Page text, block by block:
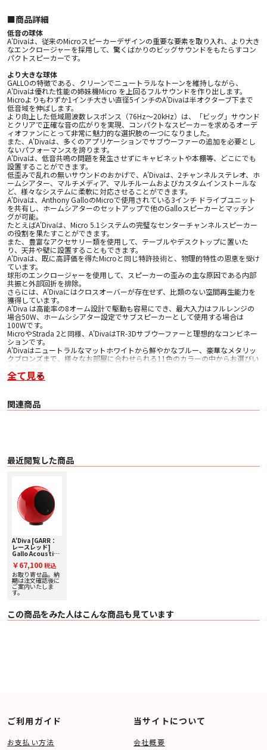
■︎商品詳細
低音の球体
A'Divaは、従来のMicroスピーカーデザインの重要な要素を取り入れ、より大き
なエンクロージャーを採用して、驚くばかりのビッグサウンドをもたらすコン
パクトスピーカーです。
より大きな球体
GALLOの特徴である、クリーンでニュートラルなトーンを維持しながら、
A'Divaは優れた性能の姉妹機Micro を上回るフルサウンドを作り出します。
Microよりもわずか1インチ大きい直径5インチのA'Divaは半オクターブ下まで
低音域を伸ばします。
より向上した低域周波数レスポンス（76Hz〜20kHz）は、「ビッグ」サウンド
とクリアで正確な音の広がりを実現、コンパクトなスピーカーを求めるオーデ
ィオファンにとって非常に魅力的な選択肢の一つになりました。
また、A'Divaは、多くのアプリケーションでサブウーファーの追加を必要とし
ないパフォーマンスを誇ります。
A'Divaは、低音共鳴の問題を発生させずにキャビネットや本棚等、どこにでも
設置することができます。
低歪みで乱れの無いサウンドのおかげで、A'Divaは、2チャンネルステレオ、ホ
ームシアター、マルチメディア、マルチルームおよびカスタムインストールな
ど、様々なシステムに柔軟に対応させることができます。
A'Divaは、Anthony GalloのMicroで使用されている3インチ ドライブユニット
を共有し、ホームシアターのセットアップで他のGalloスピーカーとマッチン
グが可能。
たとえばA'Divaは、Micro 5.1システムの完璧なセンターチャンネルスピーカー
の役割を果たすことができます。
また、豊富なアクセサリー類を使用して、テーブルやデスクトップに置いた
り、天井や壁に設置することもできます。
A'Divaは、既に高評価を得たMicroと同じ特許技術と、物理的特性の恩恵を受け
ています。
球形のエンクロージャーを使用して、スピーカーの歪みの主な原因である内部
共振と外部回折を排除。
さらには、A'Divaにはクロスオーバーが存在せず、比類のない空間再生能力を
獲得しています。
A'Diva は高能率の8オーム設計で駆動も容易にでき、最大入力はフルレンジの
場合50W、ホームシシアター設定でサブスピーカーとして使用する場合は
100Wです。
MicroやStrada 2と同様、A'DivaはTR-3Dサブウーファーと理想的なコンビネー
ションです。
A'Divaはニュートラルなマットホワイトから鮮やかなブルー、豪華なメタリッ
クブロンズまで、様々なお部屋に合わせられる11色のカラーの中からお選びい
各A'Divaスピーカーには、音響を考慮しながらテーブルや棚に簡単に配置でき
るように設計された直置き用のシリコンゴム製リングが付属しています。
なり、標準サイズのバナナプラグで接続可能です。
裸線の場合、直径4mmまでのスピーカーケーブルが使用できます
〇 能率: 88 dB/w
〇 公称インピーダンス: 8 Ohms
〇 フルレンジ 50 Watts
〇 80-120Hz低域カット時 100 Watts
〇 フロアスタンド取り付け時の高さ 94cm
〇 ドライバ: 3インチ フルレンジ
〇 クロスオーバー なし
〇 サイズ: 127mmφ
〇 コーン素材: Micalポリプロピレン・コンパウンド
〇 エンクロージャー素材: マイルドスチール/ステンレススチール
〇 付属品: アイソレーションリング
全て見る
関連商品
最近閲覧した商品
A'Diva [GARR：
レースレッド]
Gallo Acoustics
ィックス] 単品ス
ピーカー 【受注発
注】
￥67,100 税込
お取り寄せ品。納
期は注文確認後に
ご案内いたしま
す。
この商品をみた人はこんな商品も見ています
ご利用ガイド
お支払い方法
当サイトについて
会社概要